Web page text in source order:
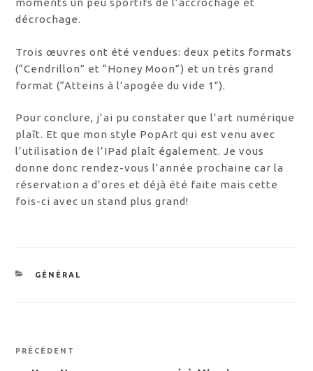
moments un peu sportifs de l’accrochage et
décrochage.
Trois œuvres ont été vendues: deux petits formats
(“Cendrillon” et “Honey Moon”) et un très grand
format (“Atteins à l’apogée du vide 1″).
Pour conclure, j’ai pu constater que l’art numérique
plaît. Et que mon style PopArt qui est venu avec
l’utilisation de l’IPad plaît également. Je vous
donne donc rendez-vous l’année prochaine car la
réservation a d’ores et déjà été faite mais cette
fois-ci avec un stand plus grand!
CATÉGORIES
GÉNÉRAL
Navigation
Article
PRÉCÉDENT